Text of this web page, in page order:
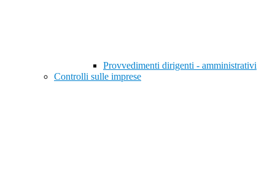
Provvedimenti dirigenti - amministrativi
Controlli sulle imprese